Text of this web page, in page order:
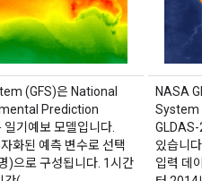
(GFS)은 National
Prediction
기예보 모델입니다.
화된 예측 변수로 선택
)으로 구성됩니다. 1시간
NASA
System
있습니
입력 데